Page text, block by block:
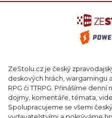
ZeStolu.cz je český
deskových hrách, wargamingu
RPG či TTRPG. Přinášíme
dojmy, komentáře, témata,
Spolupracujeme se všemi